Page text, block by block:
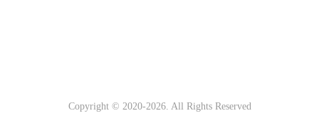
Copyright © 2020-2026. All Rights Reserved